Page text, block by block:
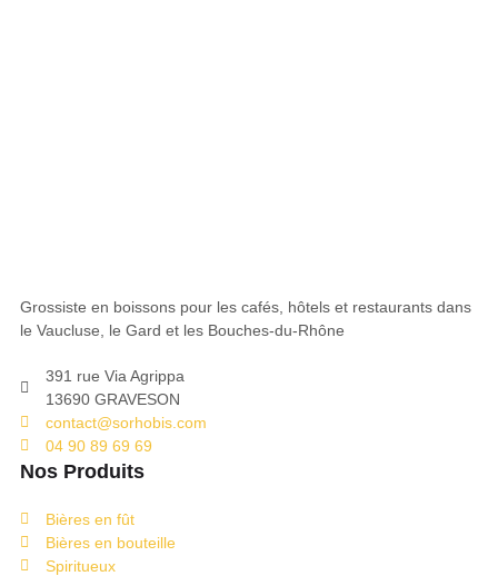
Grossiste en boissons pour les cafés, hôtels et restaurants dans
le Vaucluse, le Gard et les Bouches-du-Rhône
391 rue Via Agrippa
13690 GRAVESON
contact@sorhobis.com
04 90 89 69 69
Nos Produits
Bières en fût
Bières en bouteille
Spiritueux